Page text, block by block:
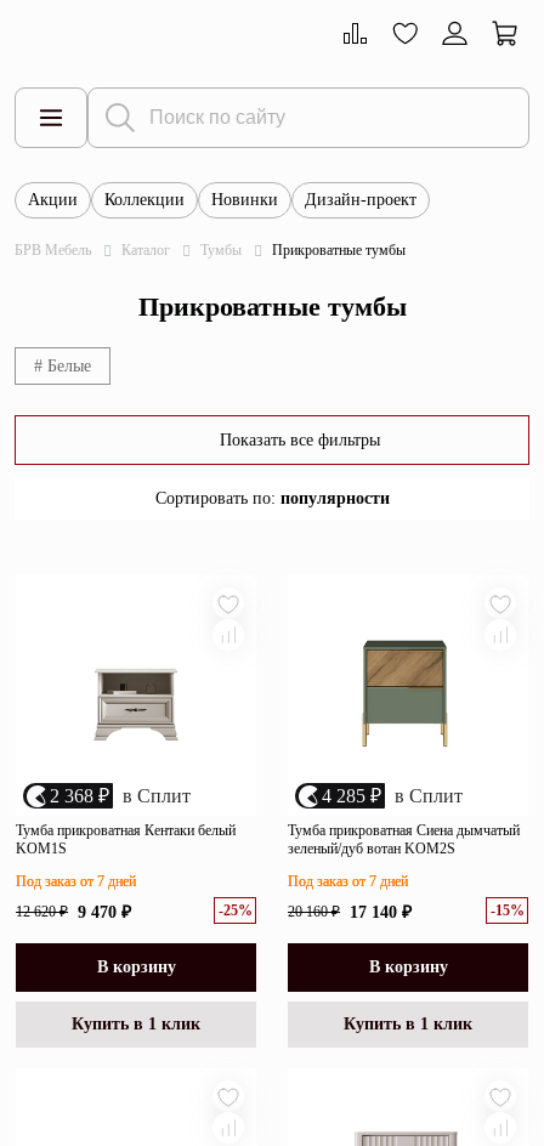
Все товары
Тумбы
Витрины
Комоды
Столы
Матрасы
Прихожие
Освещение
Декор
Наши салоны
Дизайнерам и архитекторам
Обратный звонок
Акции Коллекции Новинки Дизайн-проект
БРВ Мебель Каталог Тумбы Прикроватные тумбы
Прикроватные тумбы
# Белые
Показать все фильтры
Сортировать по: популярности
размеру скидки
2 368 ₽ в Сплит
Тумба прикроватная Кентаки белый
KOM1S
12 620 ₽ 9 470 ₽ -25%
Под заказ от 7 дней
В корзину
Купить в 1 клик
4 285 ₽ в Сплит
Тумба прикроватная Сиена дымчатый
зеленый/дуб вотан KOM2S
20 160 ₽ 17 140 ₽ -15%
Под заказ от 7 дней
В корзину
Купить в 1 клик